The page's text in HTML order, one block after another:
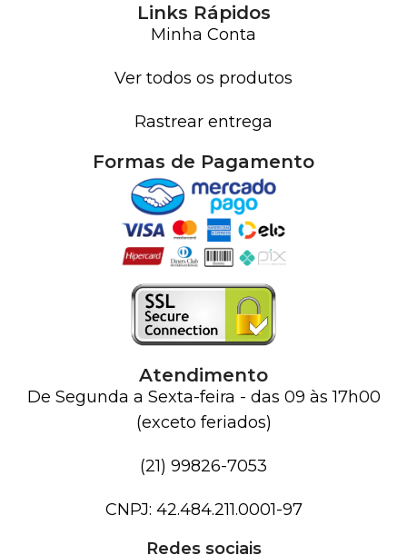
Links Rápidos
Minha Conta
Ver todos os produtos
Rastrear entrega
Formas de Pagamento
Atendimento
De Segunda a Sexta-feira - das 09 às 17h00
(exceto feriados)
(21) 99826-7053
CNPJ: 42.484.211.0001-97
Redes sociais